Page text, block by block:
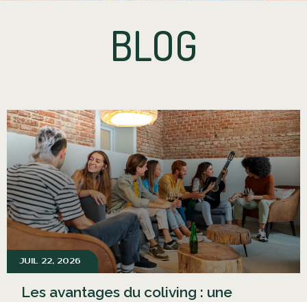
BLOG
JUIL 22, 2026
Les avantages du coliving : une